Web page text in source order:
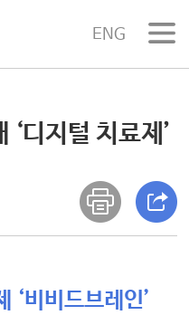
ENG
‘디지털 치료제’
‘비비드브레인’